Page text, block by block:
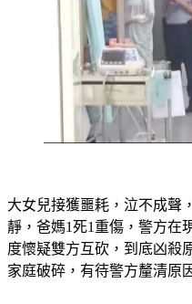
靜，爸媽1死1重傷，警方在
度懷疑雙方互砍，到底凶殺
家庭破碎，有待警方釐清原